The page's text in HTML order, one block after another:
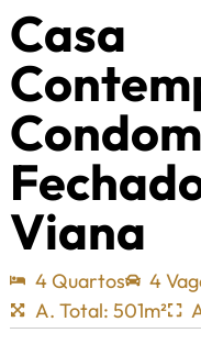
Casa
Viana
4 Quartos 4
A. Total: 501m²